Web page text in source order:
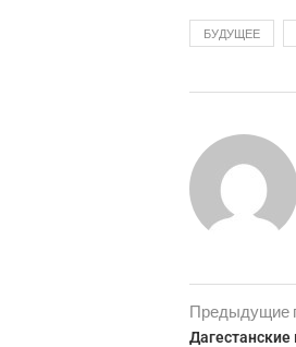
БУДУЩЕЕ
Предыдущие
Дагестанские